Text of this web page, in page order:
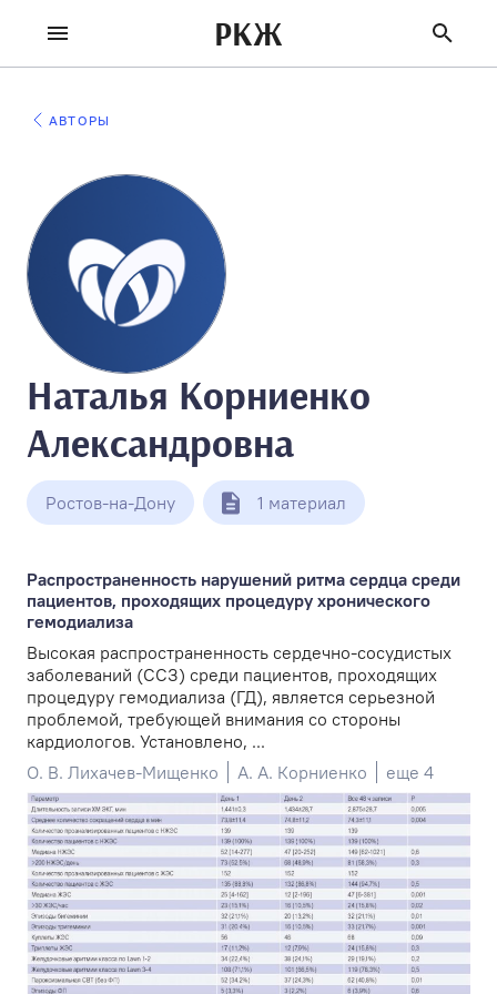
РКЖ
АВТОРЫ
Наталья Корниенко
Александровна
Ростов-на-Дону 1 материал
Распространенность нарушений ритма сердца среди
пациентов, проходящих процедуру хронического
гемодиализа
Высокая распространенность сердечно-сосудистых
заболеваний (ССЗ) среди пациентов, проходящих
процедуру гемодиализа (ГД), является серьезной
проблемой, требующей внимания со стороны
кардиологов. Установлено, ...
О. В. Лихачев-Мищенко
А. А. Корниенко еще 4